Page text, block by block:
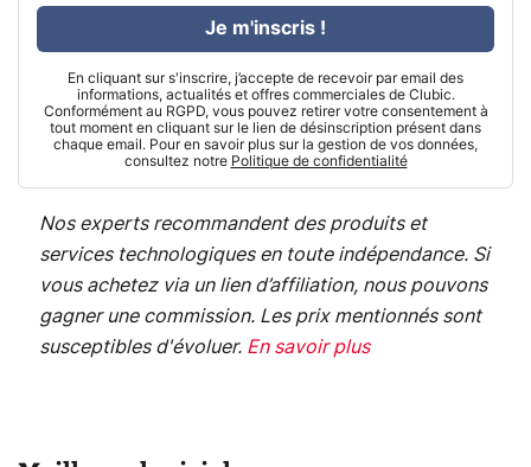
En cliquant sur s'inscrire, j’accepte de recevoir par email des
informations, actualités et offres commerciales de Clubic.
Conformément au RGPD, vous pouvez retirer votre consentement à
tout moment en cliquant sur le lien de désinscription présent dans
chaque email. Pour en savoir plus sur la gestion de vos données,
consultez notre Politique de confidentialité
Je m'inscris !
Nos experts recommandent des produits et
services technologiques en toute indépendance. Si
vous achetez via un lien d’affiliation, nous pouvons
gagner une commission. Les prix mentionnés sont
susceptibles d'évoluer. En savoir plus